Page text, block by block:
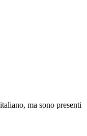
ma sono presenti